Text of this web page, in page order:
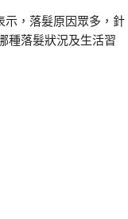
示，落髮原因眾多，針
種落髮狀況及生活習